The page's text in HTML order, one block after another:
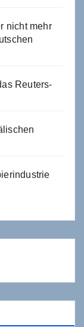
nicht mehr
Reuters-